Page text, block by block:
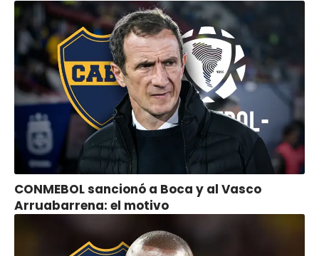
CONMEBOL sancionó a Boca y al Vasco
Arruabarrena: el motivo